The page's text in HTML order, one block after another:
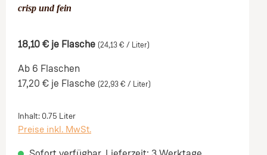
crisp und fein
18,10 € je Flasche (24,13 € / Liter)
Ab 6 Flaschen
17,20 € je Flasche (22,93 € / Liter)
Inhalt: 0.75 Liter
Preise inkl. MwSt.